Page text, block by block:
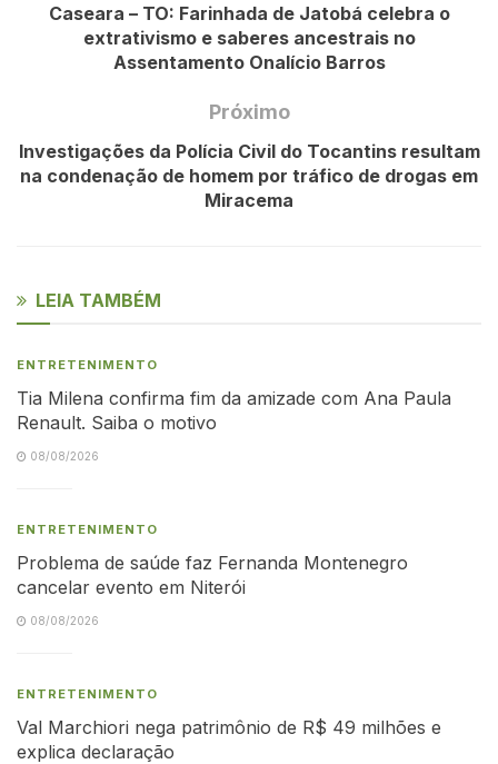
Caseara – TO: Farinhada de Jatobá celebra o
extrativismo e saberes ancestrais no
Assentamento Onalício Barros
Próximo
Investigações da Polícia Civil do Tocantins resultam
na condenação de homem por tráfico de drogas em
Miracema
LEIA TAMBÉM
ENTRETENIMENTO
Tia Milena confirma fim da amizade com Ana Paula
Renault. Saiba o motivo
08/08/2026
ENTRETENIMENTO
Problema de saúde faz Fernanda Montenegro
cancelar evento em Niterói
08/08/2026
ENTRETENIMENTO
Val Marchiori nega patrimônio de R$ 49 milhões e
explica declaração